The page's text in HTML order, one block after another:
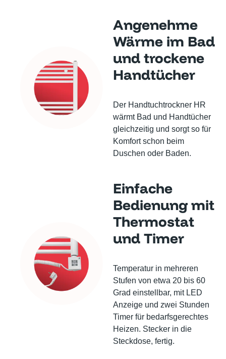
Angenehme
Wärme im Bad
und trockene
Handtücher
Der Handtuchtrockner HR
wärmt Bad und Handtücher
gleichzeitig und sorgt so für
Komfort schon beim
Duschen oder Baden.
Einfache
Bedienung mit
Thermostat
und Timer
Temperatur in mehreren
Stufen von etwa 20 bis 60
Grad einstellbar, mit LED
Anzeige und zwei Stunden
Timer für bedarfsgerechtes
Heizen. Stecker in die
Steckdose, fertig.